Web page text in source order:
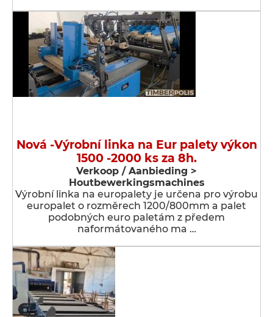
Nová -Výrobní linka na Eur palety výkon
1500 -2000 ks za 8h.
Verkoop / Aanbieding >
Houtbewerkingsmachines
Výrobní linka na europalety je určena pro výrobu
europalet o rozměrech 1200/800mm a palet
podobných euro paletám z předem
naformátovaného ma …